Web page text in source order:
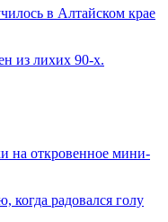
в Алтайском крае
из лихих 90-х.
на откровенное мини-
когда радовался голу